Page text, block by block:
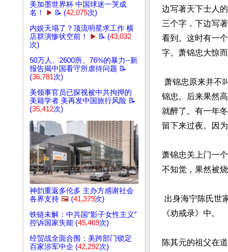
美加墨世界杯 中国球迷一哭成
名！
▶️ 📝 (42,075次)
内娱天塌了？顶流明星求工作 横
店群演惨状空前！
▶️ 📝 (43,032
次)
50万人、2600所、76%的暴力--新
报告揭中国看守所虐待问题 📝
(36,781次)
美领事官员已探视被中共拘押的
美籍学者 美再发中国旅行风险 📝
(35,412次)
神韵重返多伦多 主办方感谢社会
各界支持 🖼️ (41,379次)
铁链未解：中共国“影子女性主义”
控诉国家失能 (45,469次)
经贸战全面合围：美跨部门锁定
百家涉军中企 (42,292次)
边写著天下士人
三个字，下边写
看到。这时有一
字。萧锦忠大惊而
锦忠。后来果然
就醉了。有一年
留下来过夜。因
萧锦忠关上门一
不知觉，果然被
《劝戒录》中。
陈其元的祖父在